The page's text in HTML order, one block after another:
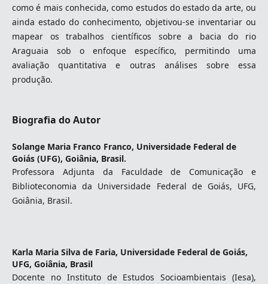
como é mais conhecida, como estudos do estado da arte, ou
ainda estado do conhecimento, objetivou-se inventariar ou
mapear os trabalhos científicos sobre a bacia do rio
Araguaia sob o enfoque específico, permitindo uma
avaliação quantitativa e outras análises sobre essa
produção.
Biografia do Autor
Solange Maria Franco Franco, Universidade Federal de
Goiás (UFG), Goiânia, Brasil.
Professora Adjunta da Faculdade de Comunicação e
Biblioteconomia da Universidade Federal de Goiás, UFG,
Goiânia, Brasil.
Karla Maria Silva de Faria, Universidade Federal de Goiás,
UFG, Goiânia, Brasil
Docente no Instituto de Estudos Socioambientais (Iesa),